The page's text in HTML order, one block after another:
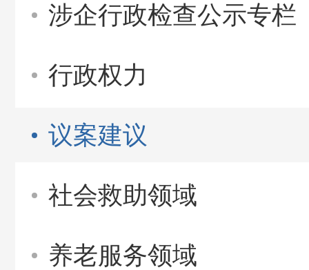
涉企行政检查公示专栏
行政权力
议案建议
社会救助领域
养老服务领域